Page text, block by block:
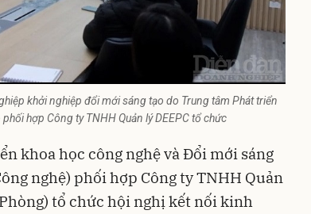
khởi nghiệp đổi mới sáng tạo do Trung tâm Phát triển
hợp Công ty TNHH Quản lý DEEPC tổ chức
khoa học công nghệ và Đổi mới sáng
nghệ) phối hợp Công ty TNHH Quản
tổ chức hội nghị kết nối kinh